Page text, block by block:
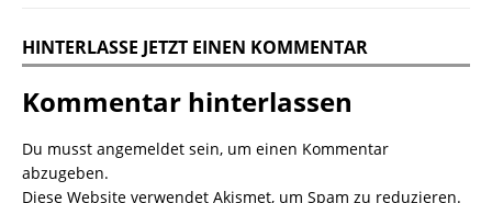
HINTERLASSE JETZT EINEN KOMMENTAR
Kommentar hinterlassen
Du musst angemeldet sein, um einen Kommentar
abzugeben.
Diese Website verwendet Akismet, um Spam zu reduzieren.